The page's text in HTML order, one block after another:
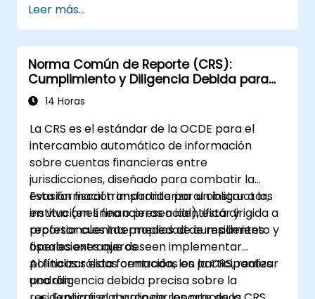
Evaluar la efectividad y eficiencia de la
cobranza extrajudicial y judicial.
Abordar los aspectos legales y éticos
involucrados en la cobranza extrajudicial
y judicial.
Integrar de manera integral y coherente
Leer más...
Norma Común de Reporte (CRS):
Cumplimiento y Diligencia Debida para
Instituciones Financieras
14 Horas
La CRS es el estándar de la OCDE para el
intercambio automático de información
sobre cuentas financieras entre
jurisdicciones, diseñado para combatir la
evasión fiscal transfronteriza al obligar a las
instituciones financieras a identificar y
reportar cuentas propiedad de residentes
fiscales extranjeros.
Esta formación impartida por un instructor,
en vivo (en línea o presencial), está dirigida a
profesionales intermedios de cumplimiento y
operaciones que deseen implementar
políticas sólidas centradas en la CRS, realizar
una diligencia debida precisa sobre la
Al finalizar esta formación, los participantes
podrán: